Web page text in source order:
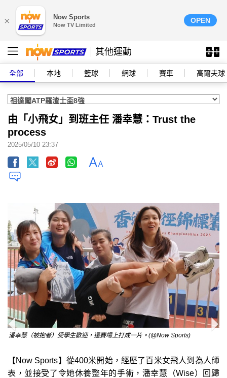
× Now Sports
Now TV Limited
OPEN
其他運動
全部 本地 籃球 網球 賽車 高爾夫球
由「小飛女」到班主任 潘幸慧：Trust the
process
2025/05/10 23:37
潘幸慧（被抱者）受學生歡迎，還賽場上打成一片。(@Now Sports)
【Now Sports】從400米開始，經歷了百米女飛人到為人師
表，並接受了令她休養整年的手術，潘幸慧（Wise）回歸